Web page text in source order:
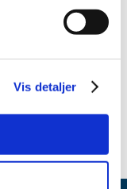
Vis detaljer